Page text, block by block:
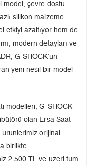
model, çevre dostu
silikon malzeme
etkiyi azaltıyor hem de
modern detayları ve
G-SHOCK’un
yeni nesil bir model
modelleri, G-SHOCK
olan Ersa Saat
orijinal
birlikte
2.500 TL ve üzeri tüm